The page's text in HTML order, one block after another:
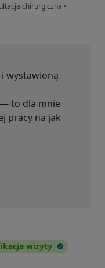
chirurgiczna •
i wystawioną
— to dla mnie
pracy na jak
wizyty